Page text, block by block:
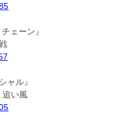
ェーン』
ャル』
追い風